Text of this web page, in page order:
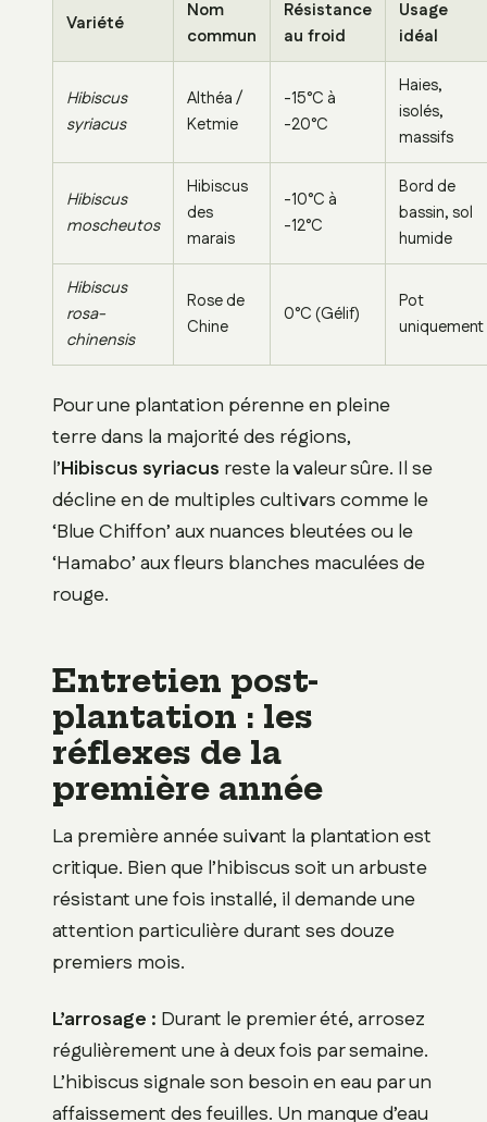
Variété
Nom
commun
Résistance
au froid
Usage
idéal
Hibiscus
syriacus
Althéa /
Ketmie
-15°C à
-20°C
Haies,
isolés,
massifs
Hibiscus
moscheutos
Hibiscus
des
marais
-10°C à
-12°C
Bord de
bassin, sol
humide
Hibiscus
rosa-
chinensis
Rose de
Chine
0°C (Gélif)
Pot
uniquement
Pour une plantation pérenne en pleine
terre dans la majorité des régions,
l’Hibiscus syriacus reste la valeur sûre. Il se
décline en de multiples cultivars comme le
‘Blue Chiffon’ aux nuances bleutées ou le
‘Hamabo’ aux fleurs blanches maculées de
rouge.
Entretien post-
plantation : les
réflexes de la
première année
La première année suivant la plantation est
critique. Bien que l’hibiscus soit un arbuste
résistant une fois installé, il demande une
attention particulière durant ses douze
premiers mois.
L’arrosage : Durant le premier été, arrosez
régulièrement une à deux fois par semaine.
L’hibiscus signale son besoin en eau par un
affaissement des feuilles. Un manque d’eau